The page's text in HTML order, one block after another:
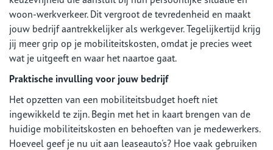
woon-werkverkeer. Dit vergroot de tevredenheid en maakt
jouw bedrijf aantrekkelijker als werkgever. Tegelijkertijd krijg
jij meer grip op je mobiliteitskosten, omdat je precies weet
wat je uitgeeft en waar het naartoe gaat.
Praktische invulling voor jouw bedrijf
Het opzetten van een mobiliteitsbudget hoeft niet
ingewikkeld te zijn. Begin met het in kaart brengen van de
huidige mobiliteitskosten en behoeften van je medewerkers.
Hoeveel geef je nu uit aan leaseauto's? Hoe vaak gebruiken